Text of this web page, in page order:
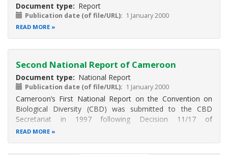
Document type Report
Publication date (of file/URL) 1 January 2000
READ MORE
Second National Report of Cameroon
Document type National Report
Publication date (of file/URL) 1 January 2000
Cameroon’s First National Report on the Convention on
Biological Diversity (CBD) was submitted to the CBD
Secretariat in 1997 following Decision 11/17 of
the Conference of Parties of the CBD. After about four
READ MORE